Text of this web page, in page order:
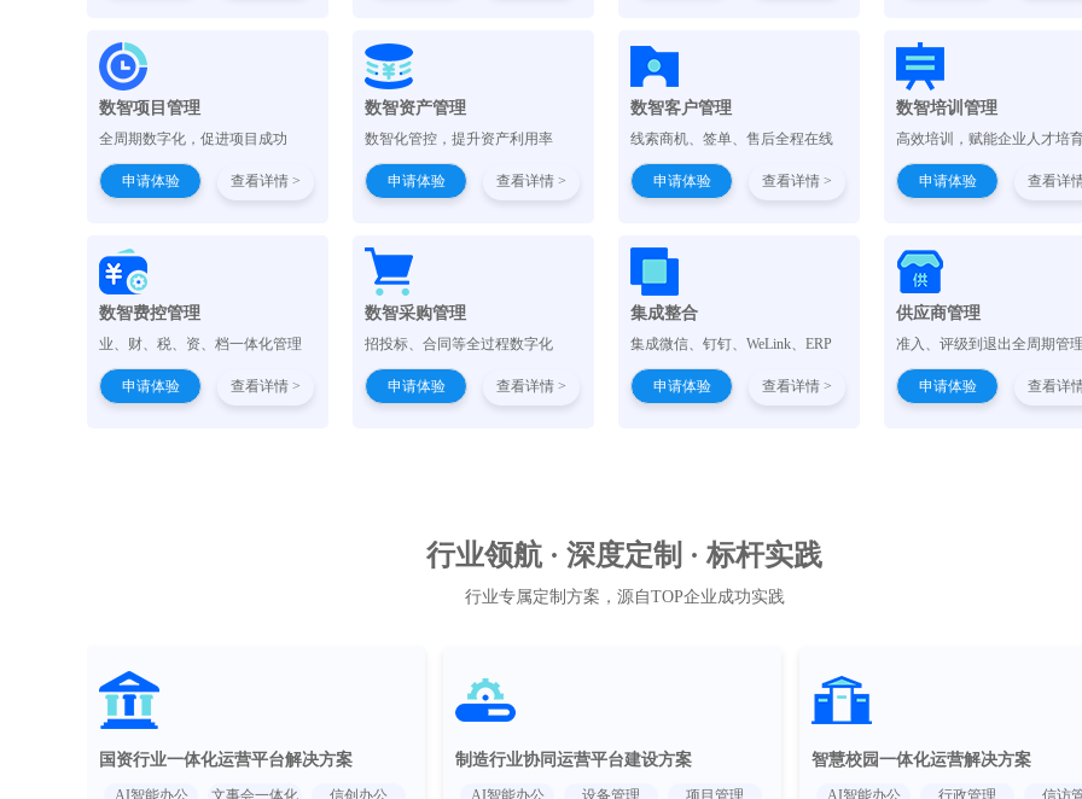
数智项目管理
全周期数字化，促进项目成功
申请体验 查看详情 >
数智资产管理
数智化管控，提升资产利用率
申请体验 查看详情 >
数智客户管理
线索商机、签单、售后全程在线
申请体验 查看详情 >
数智培训管理
高效培训，赋能企业人才培
申请体验 查看详
数智费控管理
业、财、税、资、档一体化管理
申请体验 查看详情 >
数智采购管理
招投标、合同等全过程数字化
申请体验 查看详情 >
集成整合
集成微信、钉钉、WeLink、ERP
申请体验 查看详情 >
供应商管理
准入、评级到退出全周期管
申请体验 查看详
行业领航 · 深度定制 · 标杆实践
行业专属定制方案，源自TOP企业成功实践
国资行业一体化运营平台解决方案
AI智能办公 文事会一体化 信创办公
制造行业协同运营平台建设方案
AI智能办公 设备管理 项目管理
智慧校园一体化运营解决方案
AI智能办公 行政管理 信访